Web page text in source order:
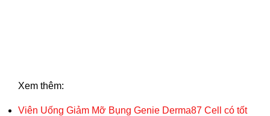
Xem thêm:
Viên Uống Giảm Mỡ Bụng Genie Derma87 Cell có tốt